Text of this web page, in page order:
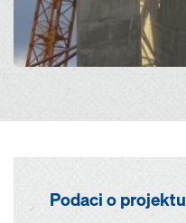
Podaci o projektu